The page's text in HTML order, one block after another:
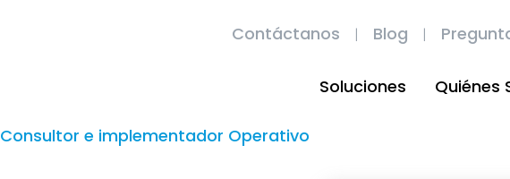
Contáctanos Blog
Soluciones Quiénes
Consultor e implementador Operativo